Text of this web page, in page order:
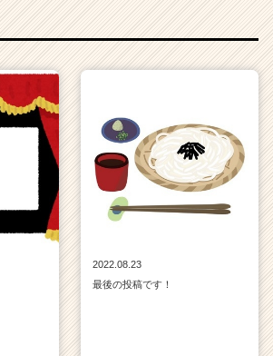
2022.08.23
最後の投稿です！